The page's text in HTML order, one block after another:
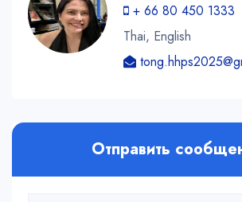
+ 66 80 450 1333
Thai, English
Отправить